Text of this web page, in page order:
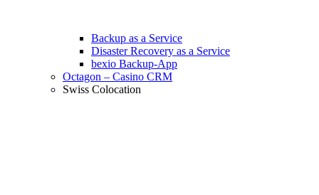
Backup as a Service
Disaster Recovery as a Service
bexio Backup-App
Octagon – Casino CRM
Swiss Colocation